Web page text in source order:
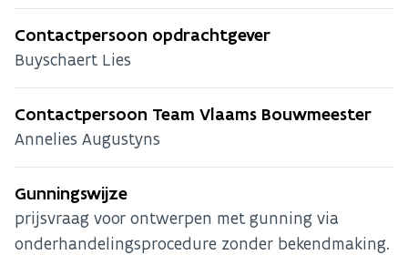
Contactpersoon opdrachtgever
Buyschaert Lies
Contactpersoon Team Vlaams Bouwmeester
Annelies Augustyns
Gunningswijze
prijsvraag voor ontwerpen met gunning via
onderhandelingsprocedure zonder bekendmaking.